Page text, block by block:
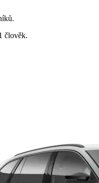
člověk.